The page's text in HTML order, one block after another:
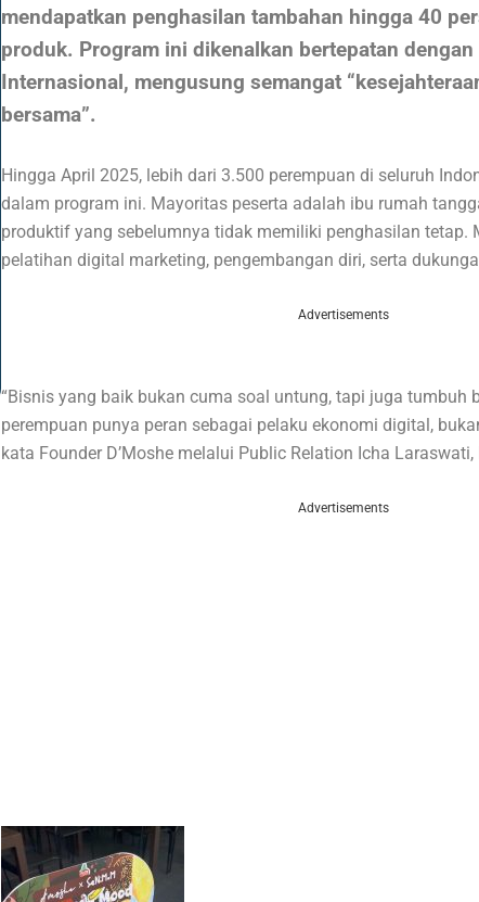
mendapatkan penghasilan tambahan hingga 40
produk. Program ini dikenalkan bertepatan dengan
Internasional, mengusung semangat
bersama”.
Hingga April 2025, lebih dari 3.500 perempuan di seluruh
dalam program ini. Mayoritas peserta adalah ibu rumah
produktif yang sebelumnya tidak memiliki penghasilan tetap.
pelatihan digital marketing, pengembangan diri, serta
Advertisements
“Bisnis yang baik bukan cuma soal untung, tapi juga tumbuh
perempuan punya peran sebagai pelaku ekonomi digital,
kata Founder D’Moshe melalui Public Relation Icha
Advertisements